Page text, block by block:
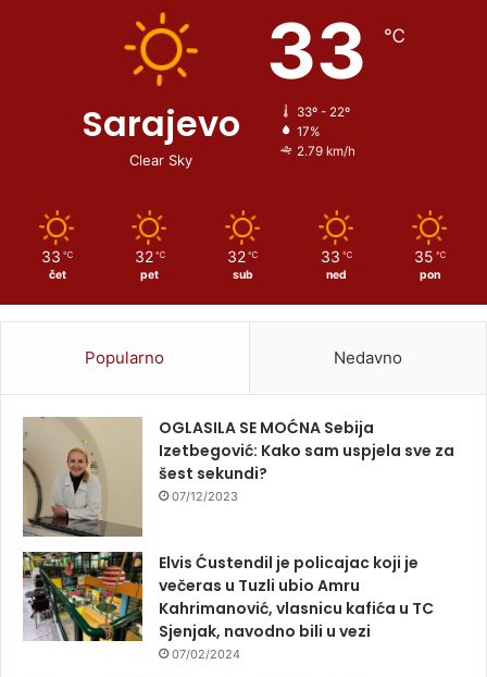
Sarajevo
Clear Sky
33 ℃
33º - 22º
17%
2.79 km/h
33 ℃
čet
32 ℃
pet
32 ℃
sub
33 ℃
ned
35 ℃
pon
Popularno Nedavno
OGLASILA SE MOĆNA Sebija
Izetbegović: Kako sam uspjela sve za
šest sekundi?
07/12/2023
Elvis Ćustendil je policajac koji je
večeras u Tuzli ubio Amru
Kahrimanović, vlasnicu kafića u TC
Sjenjak, navodno bili u vezi
07/02/2024